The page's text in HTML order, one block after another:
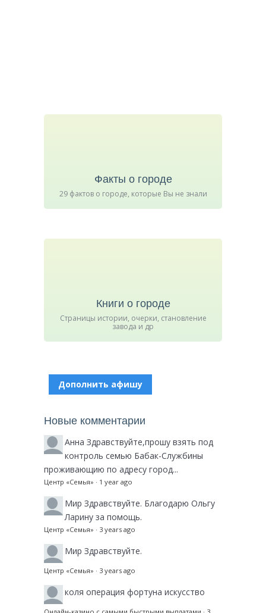
Факты о городе
29 фактов о городе, которые Вы не знали
Книги о городе
Страницы истории, очерки, становление
завода и др
Дополнить афишу
Новые комментарии
Анна Здравствуйте,прошу взять под
контроль семью Бабак-Службины
проживающию по адресу город...
Центр «Семья» · 1 year ago
Мир Здравствуйте. Благодарю Ольгу
Ларину за помощь.
Центр «Семья» · 3 years ago
Мир Здравствуйте.
Центр «Семья» · 3 years ago
коля операция фортуна искусство